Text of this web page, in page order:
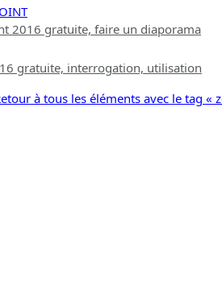
2016 gratuite, faire un diaporama
gratuite, interrogation, utilisation
à tous les éléments avec le tag «